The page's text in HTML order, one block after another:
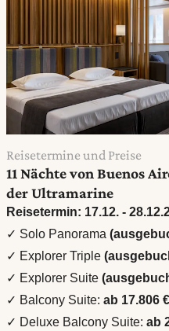
Reisetermine und Preise
11 Nächte von Buenos
der Ultramarine
Reisetermin: 17.12. -
✓ Solo Panorama
✓ Explorer Triple
✓ Explorer Suite
✓ Balcony Suite: ab 17.806 €
✓ Deluxe Balcony Suite: ab